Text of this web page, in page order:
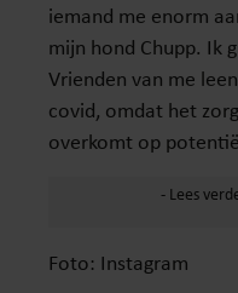
iemand me enorm
mijn hond Chupp. Ik
Vrienden van me
covid, omdat het
overkomt op
Foto: Instagram